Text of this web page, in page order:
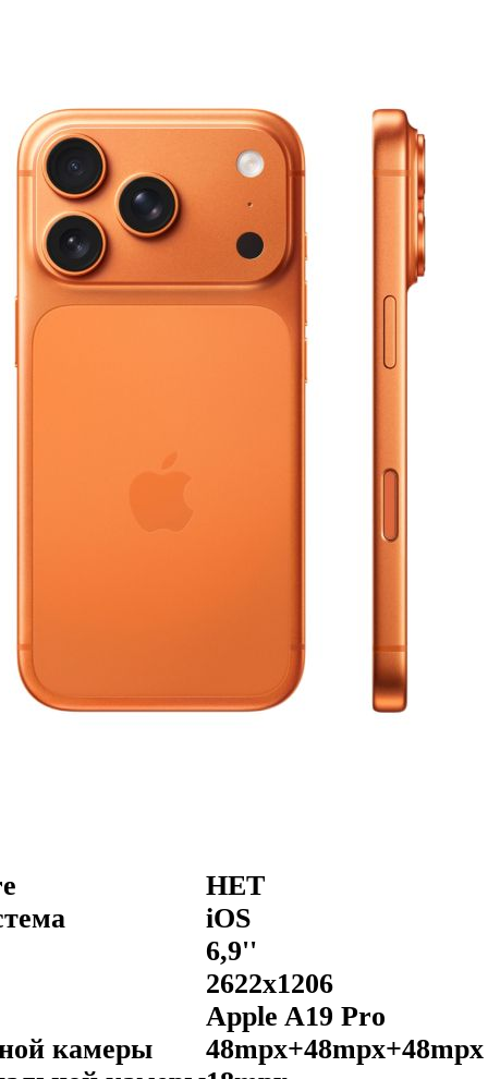
НЕТ
iOS
6,9''
2622x1206
Apple A19 Pro
камеры
48mpx+48mpx+48mpx